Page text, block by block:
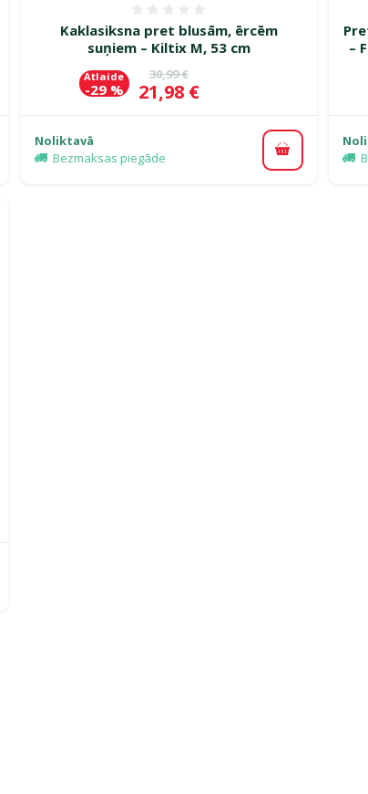
grozam
Kaklasiksna pret blusām, ērcēm
suņiem – Kiltix M, 53 cm
Oriģinālā cena
30,99 €
Cena
21,98 €
Atlaide
-29 %
Noliktavā
Bezmaksas piegāde
Pievienot
–